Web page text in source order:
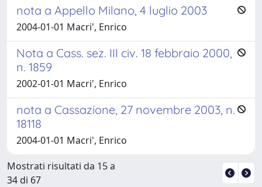
nota a Appello Milano, 4 luglio 2003
2004-01-01 Macri', Enrico
Nota a Cass. sez. III civ. 18 febbraio 2000,
n. 1859
2002-01-01 Macri', Enrico
nota a Cassazione, 27 novembre 2003, n.
18118
2004-01-01 Macri', Enrico
Mostrati risultati da 15 a
34 di 67